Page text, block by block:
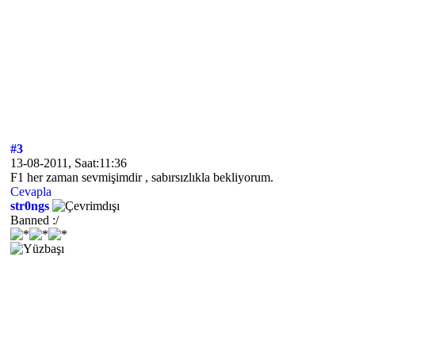
#3
13-08-2011, Saat:11:36
F1 her zaman sevmişimdir , sabırsızlıkla bekliyorum.
Cevapla
str0ngs
Banned :/